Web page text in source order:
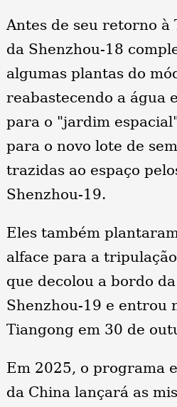
Antes de seu retorno à
da Shenzhou-18
algumas plantas do
reabastecendo a água
para o "jardim
para o novo lote de
trazidas ao espaço
Shenzhou-19.
Eles também
alface para a
que decolou a bordo
Shenzhou-19 e entrou
Tiangong em 30 de
Em 2025, o programa
da China lançará as